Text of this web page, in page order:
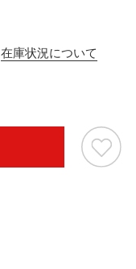
在庫状況について